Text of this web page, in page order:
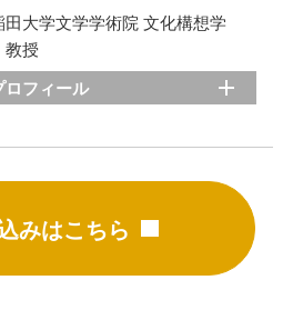
田大学文学学術院 文化構想学
授
ロフィール
みはこちら